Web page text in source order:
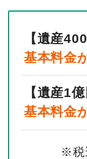
【遺産
基本料金
【遺産1
基本料金
※税